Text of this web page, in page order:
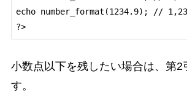
echo number_format(1234.9); //
?>
小数点以下を残したい場合は、第2
す。